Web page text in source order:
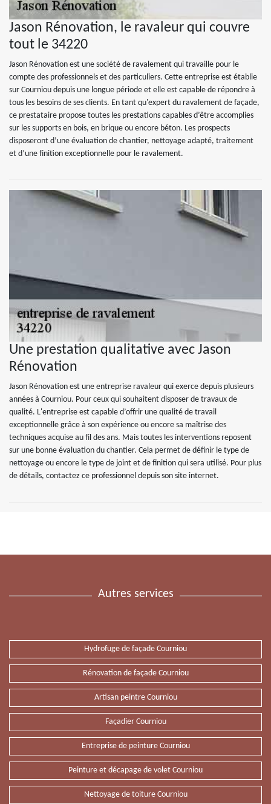
Jason Rénovation, le ravaleur qui couvre
tout le 34220
Jason Rénovation est une société de ravalement qui travaille pour le
compte des professionnels et des particuliers. Cette entreprise est établie
sur Courniou depuis une longue période et elle est capable de répondre à
tous les besoins de ses clients. En tant qu'expert du ravalement de façade,
ce prestataire propose toutes les prestations capables d’être accomplies
sur les supports en bois, en brique ou encore béton. Les prospects
disposeront d’une évaluation de chantier, nettoyage adapté, traitement
et d’une finition exceptionnelle pour le ravalement.
Une prestation qualitative avec Jason
Rénovation
Jason Rénovation est une entreprise ravaleur qui exerce depuis plusieurs
années à Courniou. Pour ceux qui souhaitent disposer de travaux de
qualité. L'entreprise est capable d’offrir une qualité de travail
exceptionnelle grâce à son expérience ou encore sa maîtrise des
techniques acquise au fil des ans. Mais toutes les interventions reposent
sur une bonne évaluation du chantier. Cela permet de définir le type de
nettoyage ou encore le type de joint et de finition qui sera utilisé. Pour plus
de détails, contactez ce professionnel depuis son site internet.
Autres services
Hydrofuge de façade Courniou
Rénovation de façade Courniou
Artisan peintre Courniou
Façadier Courniou
Entreprise de peinture Courniou
Peinture et décapage de volet Courniou
Nettoyage de toiture Courniou